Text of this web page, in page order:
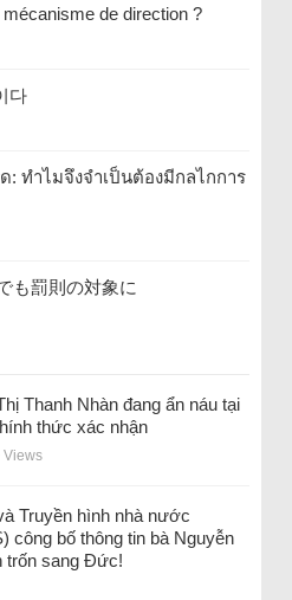
de direction ?
다
: ทำไมจึงจำเป็นต้องมีกลไกการ
も罰則の対象に
Thanh Nhàn đang ẩn náu tại
thức xác nhận
Views
Truyền hình nhà nước
công bố thông tin bà Nguyễn
trốn sang Đức!